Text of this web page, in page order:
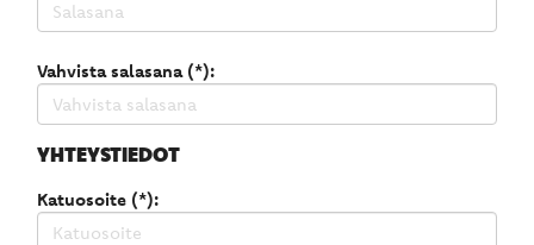
Vahvista salasana (*):
YHTEYSTIEDOT
Katuosoite (*):